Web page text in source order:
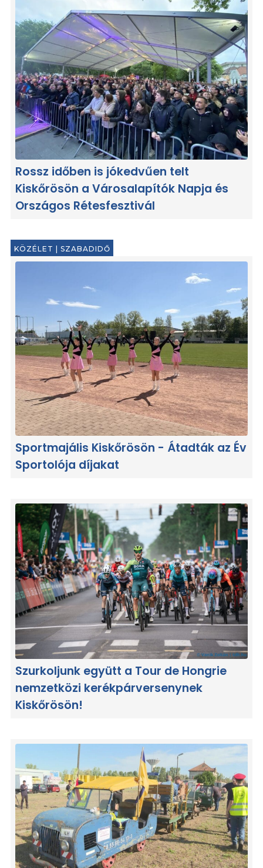
Rossz időben is jókedvűen telt
Kiskőrösön a Városalapítók Napja és
Országos Rétesfesztivál
KÖZÉLET SZABADIDŐ
Sportmajális Kiskőrösön - Átadták az Év
Sportolója díjakat
Szurkoljunk együtt a Tour de Hongrie
nemzetközi kerékpárversenynek
Kiskőrösön!